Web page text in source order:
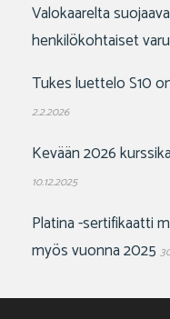
Valokaarelta
henkilökohtaiset
Tukes luettelo S10
2.2.2026
Kevään 2026
10.12.2025
Platina -sertifikaatti
myös vuonna 2025